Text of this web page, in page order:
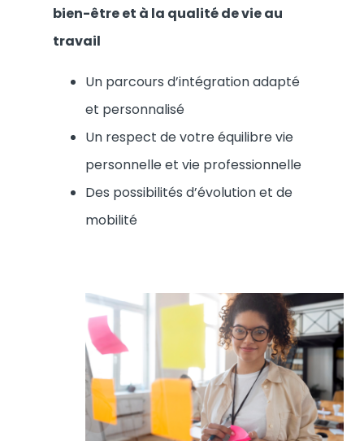
bien-être et à la qualité de vie au
travail
Un parcours d’intégration adapté
et personnalisé
Un respect de votre équilibre vie
personnelle et vie professionnelle
Des possibilités d’évolution et de
mobilité